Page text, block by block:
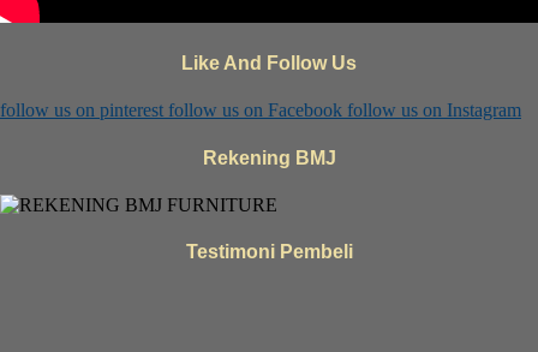
Like And Follow Us
follow us on pinterest follow us on Facebook follow us on Instagram
Rekening BMJ
Testimoni Pembeli